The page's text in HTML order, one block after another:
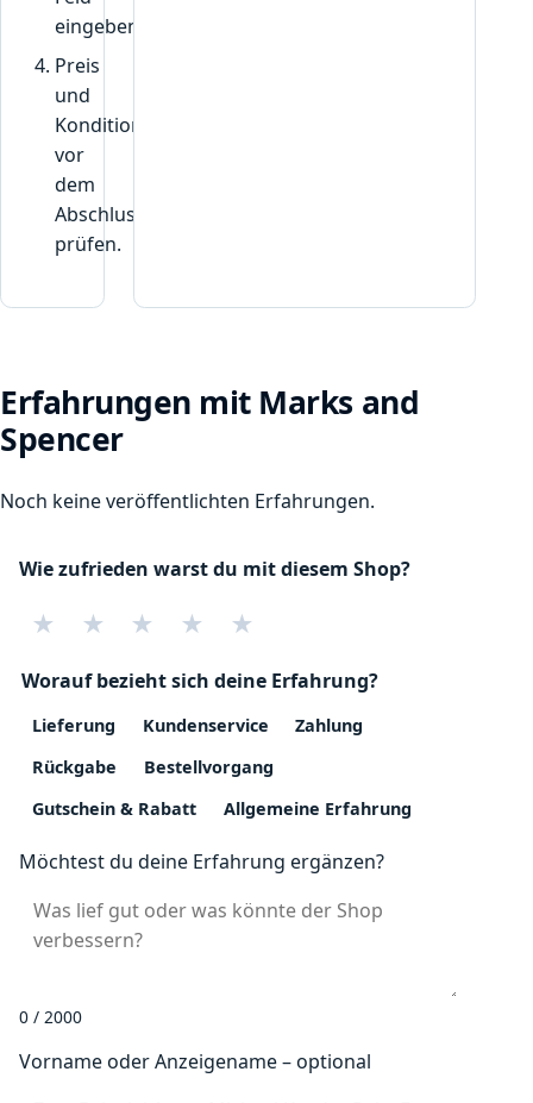
eingeben.
Preis
und
Konditionen
vor
dem
Abschluss
prüfen.
Erfahrungen mit Marks and
Spencer
Noch keine veröffentlichten Erfahrungen.
Wie zufrieden warst du mit diesem Shop?
★ ★ ★ ★ ★
Worauf bezieht sich deine Erfahrung?
Lieferung Kundenservice
Zahlung
Rückgabe
Bestellvorgang
Gutschein & Rabatt
Allgemeine Erfahrung
Möchtest du deine Erfahrung ergänzen?
0 / 2000
Vorname oder Anzeigename – optional